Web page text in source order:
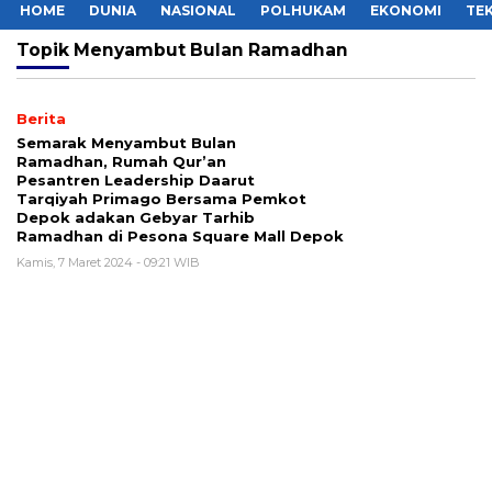
HOME DUNIA NASIONAL POLHUKAM EKONOMI
Topik Menyambut Bulan Ramadhan
Berita
Semarak Menyambut Bulan
Ramadhan, Rumah Qur’an
Pesantren Leadership Daarut
Tarqiyah Primago Bersama Pemkot
Depok adakan Gebyar Tarhib
Ramadhan di Pesona Square Mall Depok
Kamis, 7 Maret 2024 - 09:21 WIB